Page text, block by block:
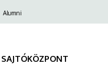
Alumni
SAJTÓKÖZPONT